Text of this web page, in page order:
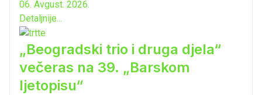
06. Avgust. 2026.
Detaljnije...
„Beogradski trio i druga djela“
večeras na 39. „Barskom
ljetopisu“